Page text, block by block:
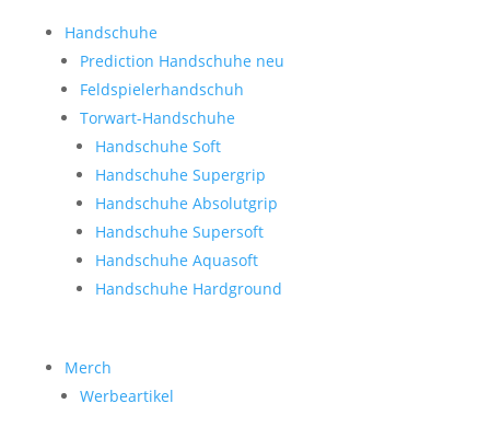
Handschuhe
Prediction Handschuhe neu
Feldspielerhandschuh
Torwart-Handschuhe
Handschuhe Soft
Handschuhe Supergrip
Handschuhe Absolutgrip
Handschuhe Supersoft
Handschuhe Aquasoft
Handschuhe Hardground
Merch
Werbeartikel